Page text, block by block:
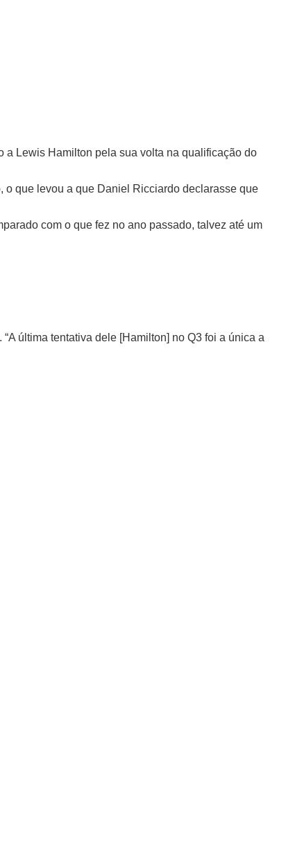
a Lewis Hamilton pela sua volta na qualificação do
o que levou a que Daniel Ricciardo declarasse que
com o que fez no ano passado, talvez até um
última tentativa dele [Hamilton] no Q3 foi a única a